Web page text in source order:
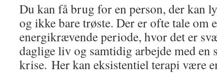
Du kan få brug for en person, der kan
og ikke bare trøste. Der er ofte tale om
energikrævende periode, hvor det er
daglige liv og samtidig arbejde med en
krise. Her kan eksistentiel terapi være